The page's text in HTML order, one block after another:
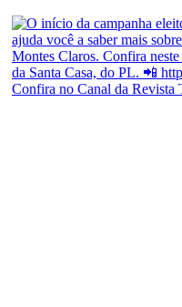
Confira no Canal da Revista